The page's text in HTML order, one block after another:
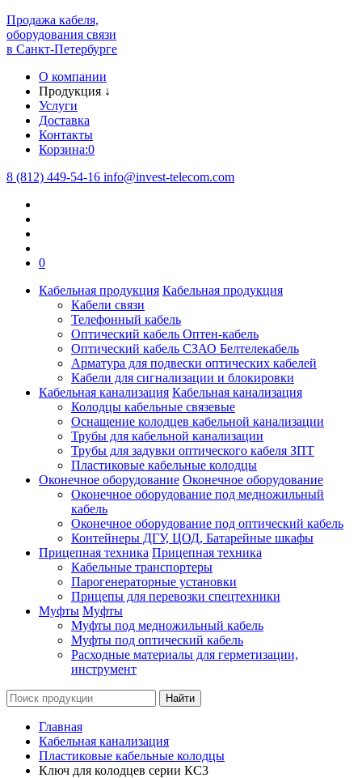
Продажа кабеля,
оборудования связи
в Санкт-Петербурге
О компании
Продукция ↓
Услуги
Доставка
Контакты
Корзина:0
8 (812) 449-54-16 info@invest-telecom.com
0
Кабельная продукция Кабельная продукция
Кабели связи
Телефонный кабель
Оптический кабель Оптен-кабель
Оптический кабель СЗАО Белтелекабель
Арматура для подвески оптических кабелей
Кабели для сигнализации и блокировки
Кабельная канализация Кабельная канализация
Колодцы кабельные связевые
Оснащение колодцев кабельной канализации
Трубы для кабельной канализации
Трубы для задувки оптического кабеля ЗПТ
Пластиковые кабельные колодцы
Оконечное оборудование Оконечное оборудование
Оконечное оборудование под медножильный
кабель
Оконечное оборудование под оптический кабель
Контейнеры ДГУ, ЦОД, Батарейные шкафы
Прицепная техника Прицепная техника
Кабельные транспортеры
Парогенераторные установки
Прицепы для перевозки спецтехники
Муфты Муфты
Муфты под медножильный кабель
Муфты под оптический кабель
Расходные материалы для герметизации,
инструмент
Главная
Кабельная канализация
Пластиковые кабельные колодцы
Ключ для колодцев серии КС3